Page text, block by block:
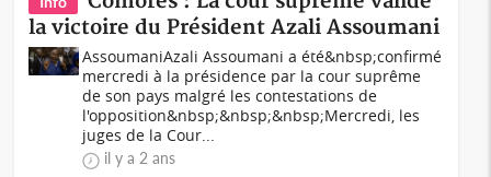
la victoire du Président Azali Assoumani
AssoumaniAzali Assoumani a été&nbsp;confirmé
mercredi à la présidence par la cour suprême
de son pays malgré les contestations de
l'opposition&nbsp;&nbsp;&nbsp;Mercredi, les
juges de la Cour...
il y a 2 ans